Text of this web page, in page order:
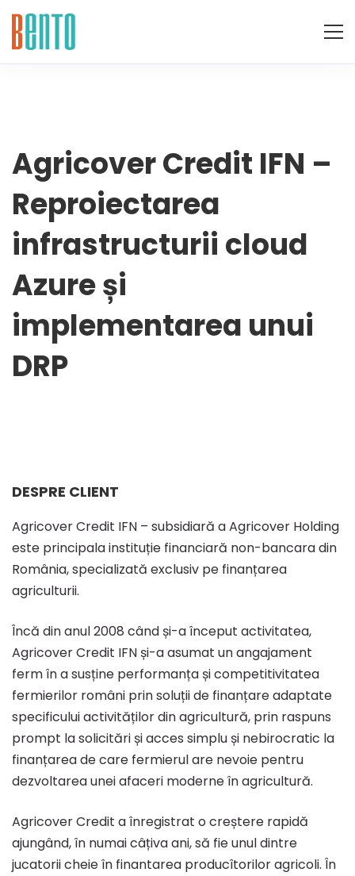
Agricover
Credit
IFN
–
Reproiectarea
cloud
Azure
și
implementarea
unui
DRP
Agricover Credit IFN –
Reproiectarea
infrastructurii cloud
Azure și
implementarea unui
DRP
DESPRE CLIENT
Agricover Credit IFN – subsidiară a Agricover Holding
este principala instituție financiară non-bancara din
România, specializată exclusiv pe finanțarea
agriculturii.
Încă din anul 2008 când și-a început activitatea,
Agricover Credit IFN și-a asumat un angajament
ferm în a susține performanța și competitivitatea
fermierilor români prin soluții de finanțare adaptate
specificului activităților din agricultură, prin raspuns
prompt la solicitări și acces simplu și nebirocratic la
finanțarea de care fermierul are nevoie pentru
dezvoltarea unei afaceri moderne în agricultură.
Agricover Credit a înregistrat o creștere rapidă
ajungând, în numai câțiva ani, să fie unul dintre
jucatorii cheie în finantarea producîtorilor agricoli. În